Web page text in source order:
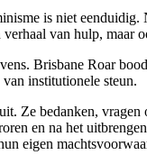
is niet
van hulp,
Brisbane Roar
institutionele steun.
Ze bedanken,
en na het
eigen